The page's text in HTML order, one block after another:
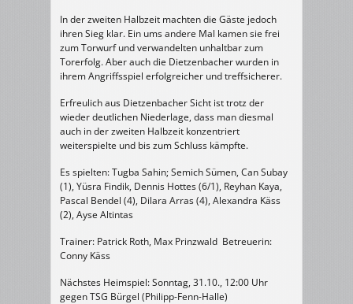
In der zweiten Halbzeit machten die Gäste jedoch
ihren Sieg klar. Ein ums andere Mal kamen sie frei
zum Torwurf und verwandelten unhaltbar zum
Torerfolg. Aber auch die Dietzenbacher wurden in
ihrem Angriffsspiel erfolgreicher und treffsicherer.
Erfreulich aus Dietzenbacher Sicht ist trotz der
wieder deutlichen Niederlage, dass man diesmal
auch in der zweiten Halbzeit konzentriert
weiterspielte und bis zum Schluss kämpfte.
Es spielten: Tugba Sahin; Semich Sümen, Can Subay
(1), Yüsra Findik, Dennis Hottes (6/1), Reyhan Kaya,
Pascal Bendel (4), Dilara Arras (4), Alexandra Käss
(2), Ayse Altintas
Trainer: Patrick Roth, Max Prinzwald Betreuerin:
Conny Käss
Nächstes Heimspiel: Sonntag, 31.10., 12:00 Uhr
gegen TSG Bürgel (Philipp-Fenn-Halle)